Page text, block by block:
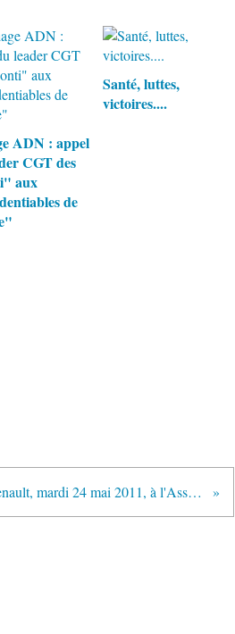
ADN : appel
CGT des
aux
de
Santé, luttes,
victoires....
Affaire Louis Renault, mardi 24 mai 2011, à l'Assemblée Nationale: contre la falsification de l'histoire et pour un droit de réponse